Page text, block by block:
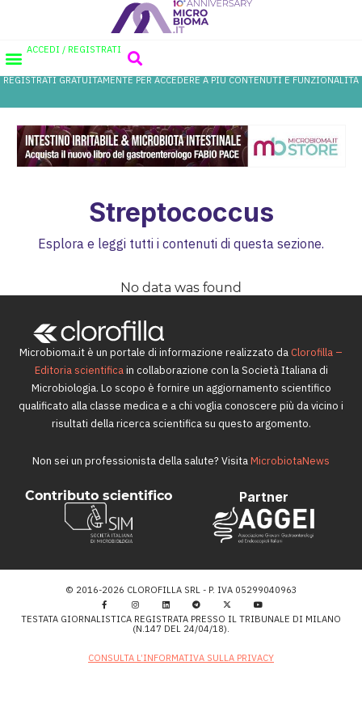
ACCEDI / REGISTRATI
REGISTRATI GRATUITAMENTE PER ACCEDERE A PIÙ CONTENUTI E FUNZIONALITÀ
Streptococcus
Esplora e leggi tutti i contenuti di questa sezione.
No data was found
Microbioma.it è un portale di informazione realizzato daClorofilla –
Editoria scientificain collaborazione con la Società Italiana di
Microbiologia. Lo scopo è fornire un aggiornamento scientifico
qualificato alla classe medica e a chi voglia conoscere più da vicino i
risultati della ricerca scientifica su questo argomento.
Non sei un professionista della salute? VisitaMicrobiotaNews
Contributo scientifico Partner
© 2016-2026 CLOROFILLA SRL - P. IVA 05299040963
TESTATA GIORNALISTICA REGISTRATA PRESSO IL TRIBUNALE DI MILANO
(N.147 DEL 24/04/18).
CONSULTA L’INFORMATIVA SULLA PRIVACY